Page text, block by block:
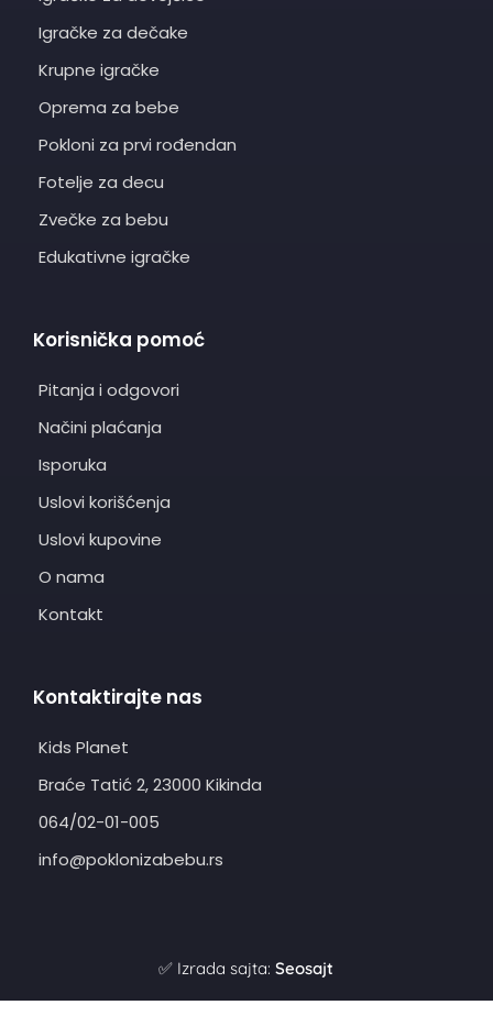
Igračke za dečake
Krupne igračke
Oprema za bebe
Pokloni za prvi rođendan
Fotelje za decu
Zvečke za bebu
Edukativne igračke
Korisnička pomoć
Pitanja i odgovori
Načini plaćanja
Isporuka
Uslovi korišćenja
Uslovi kupovine
O nama
Kontakt
Kontaktirajte nas
Kids Planet
Braće Tatić 2, 23000 Kikinda
064/02-01-005
info@poklonizabebu.rs
✅ Izrada sajta:Seosajt